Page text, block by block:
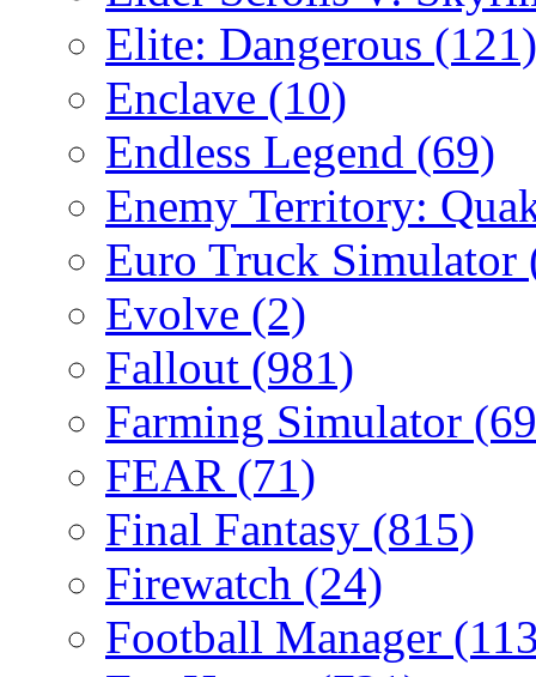
Elite: Dangerous (121)
Enclave (10)
Endless Legend (69)
Enemy Territory:
Euro Truck Simulator
Evolve (2)
Fallout (981)
Farming Simulator
FEAR (71)
Final Fantasy (815)
Firewatch (24)
Football Manager